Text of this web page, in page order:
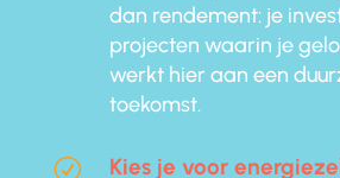
dan rendement: je
projecten waarin je
werkt hier aan een
toekomst.
R Kies je voor